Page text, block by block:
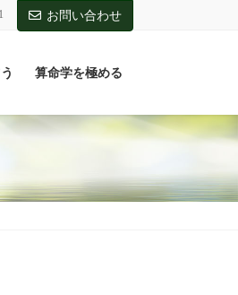
お問い合わせ
算命学を極める